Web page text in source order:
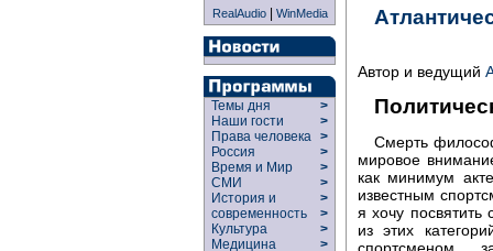
RealAudio| WinMedia
Темы дня
>
Наши гости
>
Права человека >
Россия
>
Время и Мир
>
СМИ
>
История и
современность
>
>
Культура
>
Медицина
>
Автор и ведущий
Смерть
мировое
как минимум
известным
я хочу
из этих